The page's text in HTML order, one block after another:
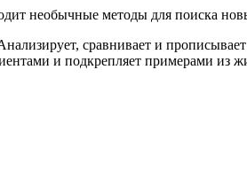
необычные методы для поиска
сравнивает и
и подкрепляет примерами из